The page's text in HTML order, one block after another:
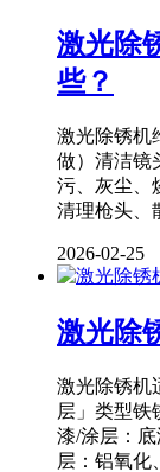
激光除
些？
激光除锈机
做）清洁镜
污、灰尘、
清理枪头、
2026-02-25
激光除
激光除锈机
层」类型铁
漆/涂层：
层：铝氧化